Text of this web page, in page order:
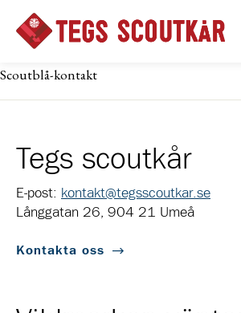
Scoutblå-kontakt
Tegs scoutkår
E-post: kontakt@tegsscoutkar.se
Långgatan 26, 904 21 Umeå
Kontakta oss